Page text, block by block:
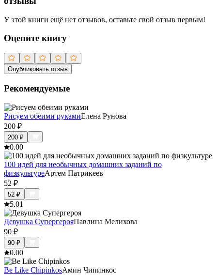
У этой книги ещё нет отзывов, оставьте свой отзыв первым!
Оцените книгу
Опубликовать отзыв
Рекомендуемые
Рисуем обеими рукамиЕлена Рунова
200 ₽
200 ₽
0.00
100 идей для необычных домашних заданий по
физкультуреАртем Патрикеев
52 ₽
52 ₽
5.01
Девушка СупергерояПавлина Мелихова
90 ₽
90 ₽
0.00
Be Like ChipinkosАмин Чипинкос